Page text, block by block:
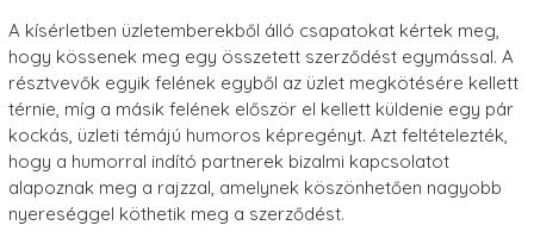
A kísérletben üzletemberekből álló csapatokat kértek meg,
hogy kössenek meg egy összetett szerződést egymással. A
résztvevők egyik felének egyből az üzlet megkötésére kellett
térnie, míg a másik felének először el kellett küldenie egy pár
kockás, üzleti témájú humoros képregényt. Azt feltételezték,
hogy a humorral indító partnerek bizalmi kapcsolatot
alapoznak meg a rajzzal, amelynek köszönhetően nagyobb
nyereséggel köthetik meg a szerződést.